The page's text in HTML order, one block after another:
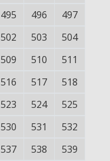
495 496
497
502 503
504
509 510
511
516 517
518
523 524
525
530 531
532
537 538
539